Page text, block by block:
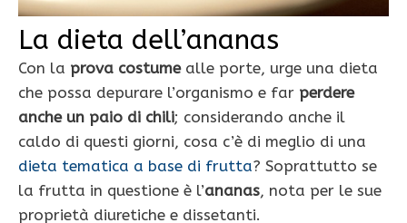
La dieta dell’ananas
Con la prova costumealle porte, urge una dieta
che possa depurare l’organismo e far perdere
anche un paio di chili; considerando anche il
caldo di questi giorni, cosa c’è di meglio di una
dieta tematica a base di frutta? Soprattutto se
la frutta in questione è l’ananas, nota per le sue
proprietà diuretiche e dissetanti.